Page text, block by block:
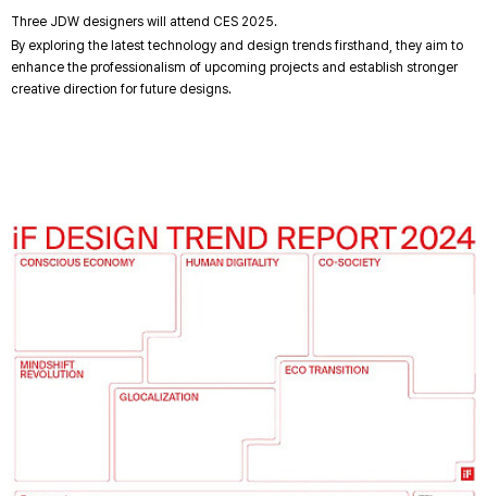
Three JDW designers will attend CES 2025.
By exploring the latest technology and design trends firsthand, they aim to
enhance the professionalism of upcoming projects and establish stronger
creative direction for future designs.